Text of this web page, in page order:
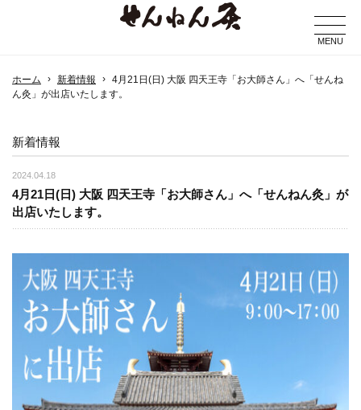
MENU
ホーム 新着情報
4月21日(日) 大阪 四天王寺「お大師さん」へ「せんね
ん灸」が出店いたします。
新着情報
2024.04.18
4月21日(日) 大阪 四天王寺「お大師さん」へ「せんねん灸」が
出店いたします。